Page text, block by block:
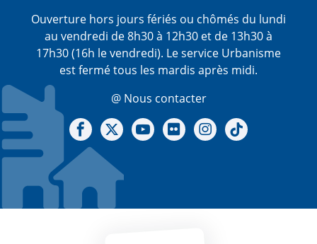
Ouverture hors jours fériés ou chômés du lundi
au vendredi de 8h30 à 12h30 et de 13h30 à
17h30 (16h le vendredi). Le service Urbanisme
est fermé tous les mardis après midi.
@ Nous contacter
Notre Facebook
Notre X - (twitter)
Notre chaine Youtube
Notre Gallerie sur Flickr
Notre Instagram